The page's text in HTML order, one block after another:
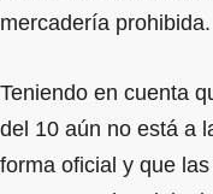
mercadería prohibida.
Teniendo en cuenta
del 10 aún no está a
forma oficial y que